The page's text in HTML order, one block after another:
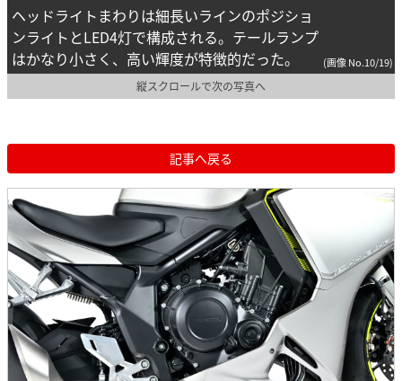
ヘッドライトまわりは細長いラインのポジショ
ンライトとLED4灯で構成される。テールランプ
はかなり小さく、高い輝度が特徴的だった。
(画像 No.10/19)
縦スクロールで次の写真へ
記事へ戻る